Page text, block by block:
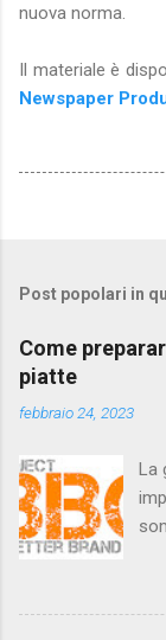
nuova norma.
Il materiale è
Newspaper
Post popolari in
Come
piatte
febbraio 24, 2023
La
sia